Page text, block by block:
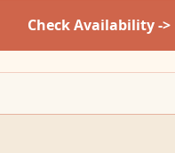
Check Availability ->